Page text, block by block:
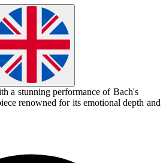
a stunning performance of Bach's
renowned for its emotional depth and